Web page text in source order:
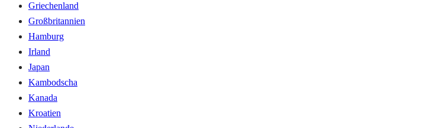
Griechenland
Großbritannien
Hamburg
Irland
Japan
Kambodscha
Kanada
Kroatien